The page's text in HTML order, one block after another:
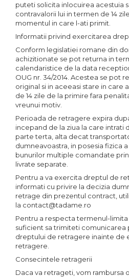
puteti solicita inlocuirea acestuia
contravalorii lui in termen de 14
momentul in care l-ati primit.
Informatii privind exercitarea
Conform legislatiei romane din
achizitionate se pot returna in
calendaristice de la data
OUG nr. 34/2014. Acestea se pot
original si in aceeasi stare in care
de 14 zile de la primire fara
vreunui motiv.
Perioada de retragere expira
incepand de la ziua la care intrati
parte terta, alta decat
dumneavoastra, in posesia fizica
bunurilor multiple comandate
livrate separate.
Pentru a va exercita dreptul de
informati cu privire la decizia
retrage din prezentul contract,
la contact@tadame.ro
Pentru a respecta termenul-
suficient sa trimiteti comunicarea
dreptului de retragere inainte de
retragere.
Consecintele retragerii
Daca va retrageti, vom rambursa